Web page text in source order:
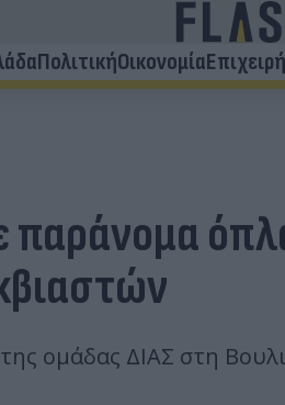
ΠολιτικήΟικονομία
ομάδας ΔΙΑΣ στη